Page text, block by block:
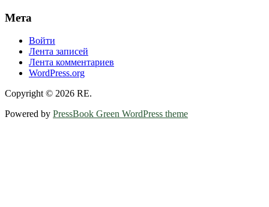
Мета
Войти
Лента записей
Лента комментариев
WordPress.org
Copyright © 2026 RE.
Powered by PressBook Green WordPress theme